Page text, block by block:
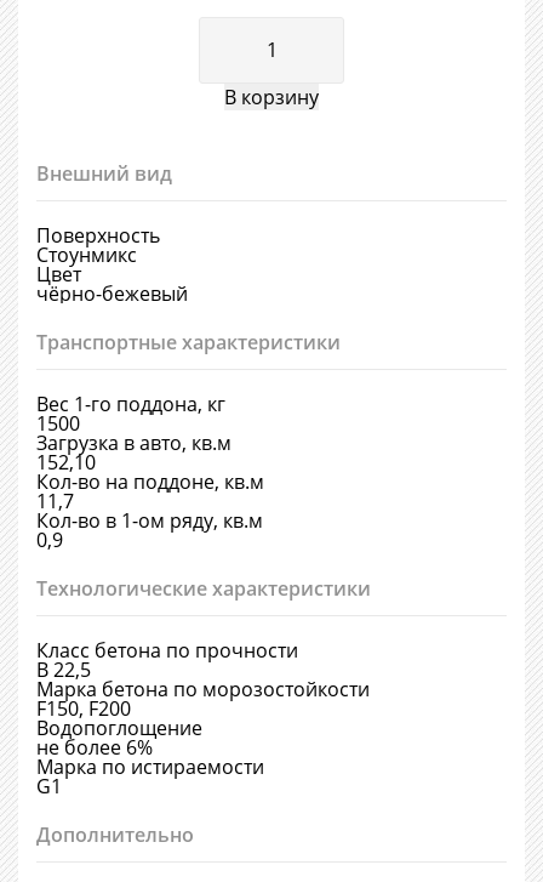
Внешний вид
Поверхность
Стоунмикс
Цвет
чёрно-бежевый
Транспортные характеристики
Вес 1-го поддона, кг
1500
Загрузка в авто, кв.м
152,10
Кол-во на поддоне, кв.м
11,7
Кол-во в 1-ом ряду, кв.м
0,9
Технологические характеристики
Класс бетона по прочности
В 22,5
Марка бетона по морозостойкости
F150, F200
Водопоглощение
не более 6%
Марка по истираемости
G1
Дополнительно